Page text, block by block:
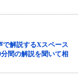
で解説するXスペース
間の解説を聞いて相